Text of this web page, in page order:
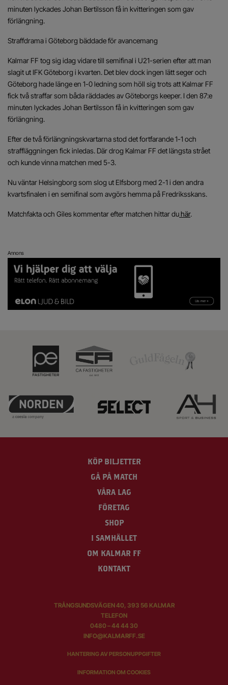
minuten lyckades Johan Bertilsson få in kvitteringen som gav
förlängning.
Straffdrama i Göteborg bäddade för avancemang
Kalmar FF tog sig idag vidare till semifinal i U21-serien efter att man
slagit ut IFK Göteborg i kvarten. Det blev dock ingen lätt seger och
Göteborg hade länge en 1-0 ledning som höll sig trots att Kalmar FF
fick två straffar som båda räddades av Göteborgs keeper. I den 87:e
minuten lyckades Johan Bertilsson få in kvitteringen som gav
förlängning.
Efter de två förlängningskvartarna stod det fortfarande 1-1 och
straffläggningen fick inledas. Där drog Kalmar FF det längsta strået
och kunde vinna matchen med 5-3.
Nu väntar Helsingborg som slog ut Elfsborg med 2-1 i den andra
kvartsfinalen i en semifinal som avgörs hemma på Fredriksskans.
Matchfakta och Giles kommentar efter matchen hittar duhär.
Annons
KÖP BILJETTER
GÅ PÅ MATCH
VÅRA LAG
FÖRETAG
SHOP
I SAMHÄLLET
OM KALMAR FF
KONTAKT
TRÅNGSUNDSVÄGEN 40, 393 56 KALMAR
TELEFON
0480 – 44 44 30
INFO@KALMARFF.SE
HANTERING AV PERSONUPPGIFTER
INFORMATION OM COOKIES